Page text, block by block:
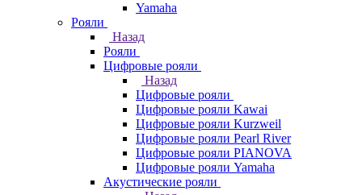
Yamaha
Рояли
Назад
Рояли
Цифровые рояли
Назад
Цифровые рояли
Цифровые рояли Kawai
Цифровые рояли Kurzweil
Цифровые рояли Pearl River
Цифровые рояли PIANOVA
Цифровые рояли Yamaha
Акустические рояли